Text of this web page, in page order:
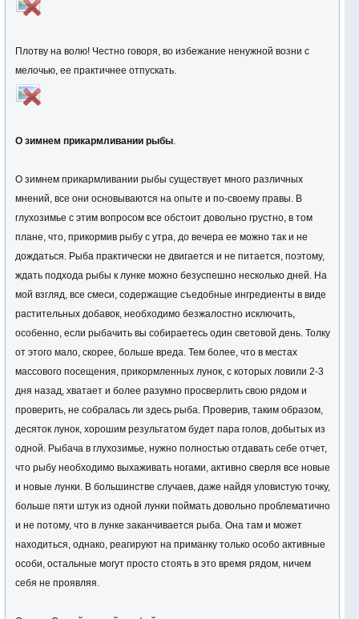
Плотву на волю! Честно говоря, во избежание ненужной возни с
мелочью, ее практичнее отпускать.
О зимнем прикармливании рыбы.
О зимнем прикармливании рыбы существует много различных
мнений, все они основываются на опыте и по-своему правы. В
глухозимье с этим вопросом все обстоит довольно грустно, в том
плане, что, прикормив рыбу с утра, до вечера ее можно так и не
дождаться. Рыба практически не двигается и не питается, поэтому,
ждать подхода рыбы к лунке можно безуспешно несколько дней. На
мой взгляд, все смеси, содержащие съедобные ингредиенты в виде
растительных добавок, необходимо безжалостно исключить,
особенно, если рыбачить вы собираетесь один световой день. Толку
от этого мало, скорее, больше вреда. Тем более, что в местах
массового посещения, прикормленных лунок, с которых ловили 2-3
дня назад, хватает и более разумно просверлить свою рядом и
проверить, не собралась ли здесь рыба. Проверив, таким образом,
десяток лунок, хорошим результатом будет пара голов, добытых из
одной. Рыбача в глухозимье, нужно полностью отдавать себе отчет,
что рыбу необходимо выхаживать ногами, активно сверля все новые
и новые лунки. В большинстве случаев, даже найдя уловистую точку,
больше пяти штук из одной лунки поймать довольно проблематично
и не потому, что в лунке заканчивается рыба. Она там и может
находиться, однако, реагируют на приманку только особо активные
особи, остальные могут просто стоять в это время рядом, ничем
себя не проявляя.